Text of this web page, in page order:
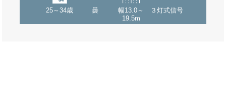
25～34歳 曇
幅13.0～
19.5m
３灯式信号